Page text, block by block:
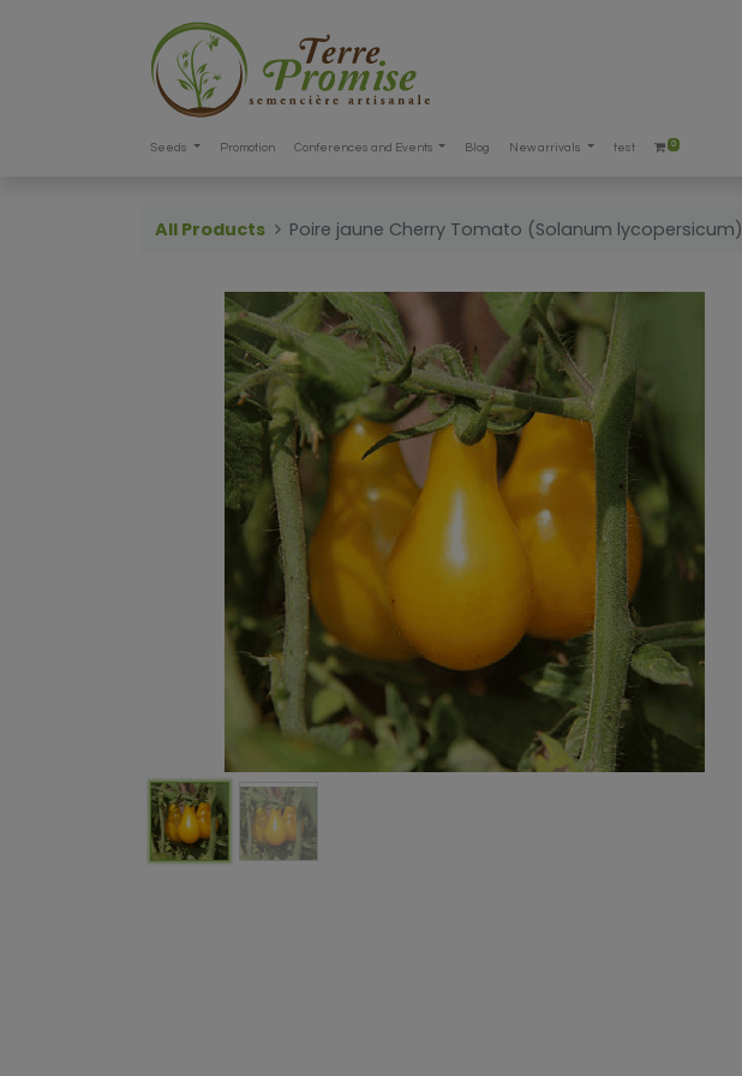
Seeds Promotion Conferences and Events Blog New arrivals test 0
All Products Poire jaune Cherry Tomato (Solanum lycopersicum)